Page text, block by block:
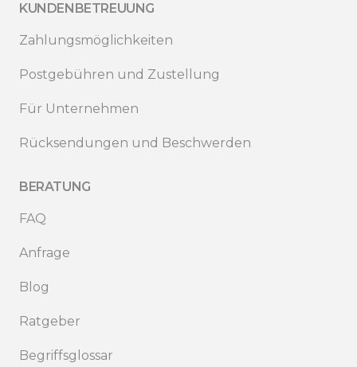
KUNDENBETREUUNG
Zahlungsmöglichkeiten
Postgebühren und Zustellung
Für Unternehmen
Rücksendungen und Beschwerden
BERATUNG
FAQ
Anfrage
Blog
Ratgeber
Begriffsglossar